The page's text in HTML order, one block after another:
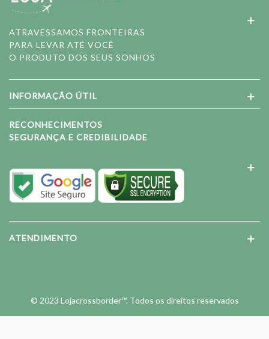
ATRAVESSAMOS FRONTEIRAS
PARA LEVAR ATÉ VOCÊ
O PRODUTO DOS SEUS SONHOS
INFORMAÇÃO ÚTIL
RECONHECIMENTOS
SEGURANÇA E CREDIBILIDADE
ATENDIMENTO
© 2023 Lojacrossborder™. Todos os direitos reservados